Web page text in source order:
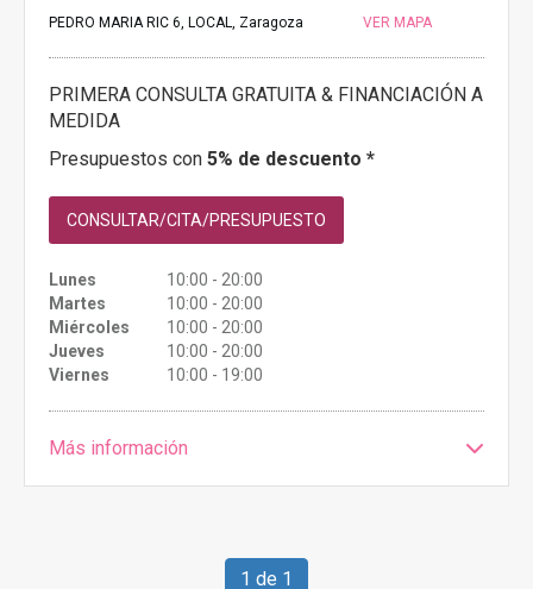
PEDRO MARIA RIC 6, LOCAL, Zaragoza VER MAPA
PRIMERA CONSULTA GRATUITA & FINANCIACIÓN A
MEDIDA
Presupuestos con 5% de descuento *
CONSULTAR/CITA/PRESUPUESTO
Lunes
10:00 - 20:00
Martes
10:00 - 20:00
Miércoles
10:00 - 20:00
Jueves
10:00 - 20:00
Viernes
10:00 - 19:00
Más información
1 de 1